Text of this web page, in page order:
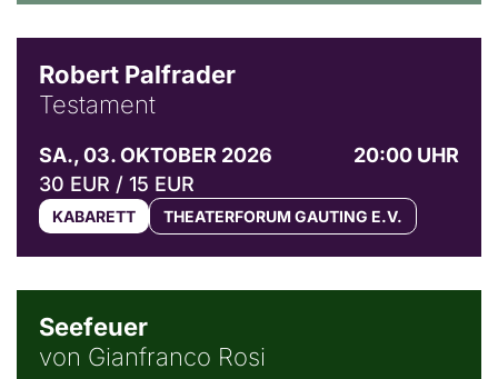
Robert Palfrader
Testament
SA., 03. OKTOBER 2026
20:00 UHR
30 EUR / 15 EUR
KABARETT THEATERFORUM GAUTING E.V.
Seefeuer
von Gianfranco Rosi